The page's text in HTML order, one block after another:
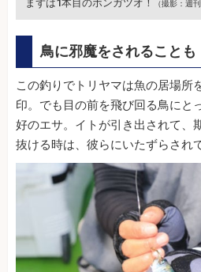
まずは1本目のホンガツオ！ （撮影：週
鳥に邪魔をされることも
この釣りでトリヤマは魚の居場所
印。でも目の前を飛び回る鳥にと
好のエサ。イトが引き出されて、
抜ける時は、彼らにいたずらされ